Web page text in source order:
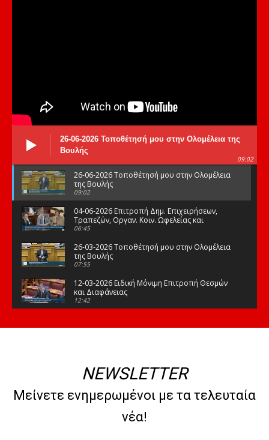
26-06-2026 Τοποθέτησή μου στην Ολομέλεια της
Βουλής
09:02
26-06-2026 Τοποθέτησή μου στην Ολομέλεια
της Βουλής
09:02
04-06-2026 Επιτροπή Δημ. Επιχειρήσεων,
Τραπεζών, Οργαν. Κοιν. Ωφελείας και
Φορέων Κοινων. Ασφάλισης
06:45
26-03-2026 Τοποθέτησή μου στην Ολομέλεια
της Βουλής
07:55
12-03-2026 Ειδική Μόνιμη Επιτροπή Θεσμών
και Διαφάνειας
12:42
της Βουλής
08:47
10-02-2026 Διαρκής Επιτροπή Μορφωτικών
Υποθέσεων
NEWSLETTER
Μείνετε ενημερωμένοι με τα τελευταία
νέα!